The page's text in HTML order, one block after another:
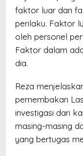
faktor luar dan
perilaku. Faktor
oleh personel
Faktor dalam
dia.
Reza
pemembakan
investigasi dari
masing-masing
yang bertugas